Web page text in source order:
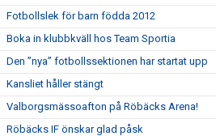
Fotbollslek för barn födda 2012
Boka in klubbkväll hos Team Sportia
Den ”nya” fotbollssektionen har startat upp
Kansliet håller stängt
Valborgsmässoafton på Röbäcks Arena!
Röbäcks IF önskar glad påsk